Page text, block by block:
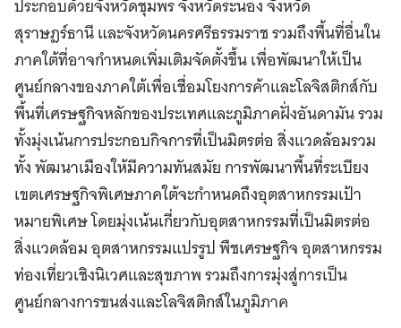
ประกอบด้วยจังหวัดชุมพร จังหวัดระนอง จังหวัด
สุราษฎร์ธานี และจังหวัดนครศรีธรรมราช รวมถึงพื้นที่อื่นใน
ภาคใต้ที่อาจกำหนดเพิ่มเติมจัดตั้งขึ้น เพื่อพัฒนาให้เป็น
ศูนย์กลางของภาคใต้เพื่อเชื่อมโยงการค้าและโลจิสติกส์กับ
พื้นที่เศรษฐกิจหลักของประเทศและภูมิภาคฝั่งอันดามัน รวม
ทั้งมุ่งเน้นการประกอบกิจการที่เป็นมิตรต่อ สิ่งแวดล้อมรวม
ทั้ง พัฒนาเมืองให้มีความทันสมัย การพัฒนาพื้นที่ระเบียง
เขตเศรษฐกิจพิเศษภาคใต้จะกำหนดถึงอุตสาหกรรมเป้า
หมายพิเศษ โดยมุ่งเน้นเกี่ยวกับอุตสาหกรรมที่เป็นมิตรต่อ
สิ่งแวดล้อม อุตสาหกรรมแปรรูป พืชเศรษฐกิจ อุตสาหกรรม
ท่องเที่ยวเชิงนิเวศและสุขภาพ รวมถึงการมุ่งสู่การเป็น
ศูนย์กลางการขนส่งและโลจิสติกส์ในภูมิภาค